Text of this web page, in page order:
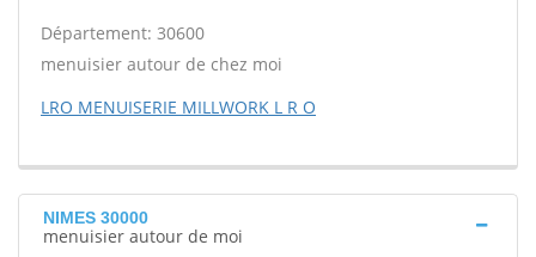
Département: 30600
menuisier autour de chez moi
LRO MENUISERIE MILLWORK L R O
NIMES 30000
menuisier autour de moi